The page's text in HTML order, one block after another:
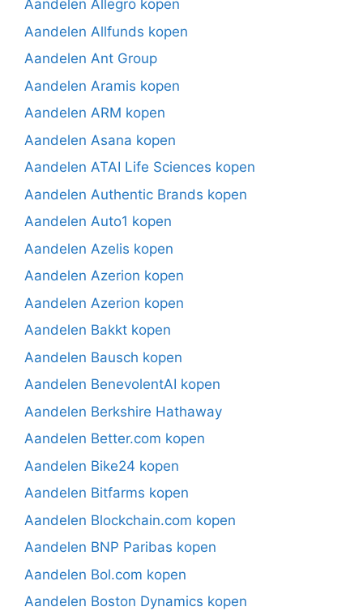
Aandelen Allegro kopen
Aandelen Allfunds kopen
Aandelen Ant Group
Aandelen Aramis kopen
Aandelen ARM kopen
Aandelen Asana kopen
Aandelen ATAI Life Sciences kopen
Aandelen Authentic Brands kopen
Aandelen Auto1 kopen
Aandelen Azelis kopen
Aandelen Azerion kopen
Aandelen Azerion kopen
Aandelen Bakkt kopen
Aandelen Bausch kopen
Aandelen BenevolentAI kopen
Aandelen Berkshire Hathaway
Aandelen Better.com kopen
Aandelen Bike24 kopen
Aandelen Bitfarms kopen
Aandelen Blockchain.com kopen
Aandelen BNP Paribas kopen
Aandelen Bol.com kopen
Aandelen Boston Dynamics kopen